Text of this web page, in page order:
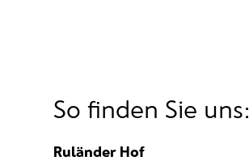
So finden Sie uns:
Ruländer Hof